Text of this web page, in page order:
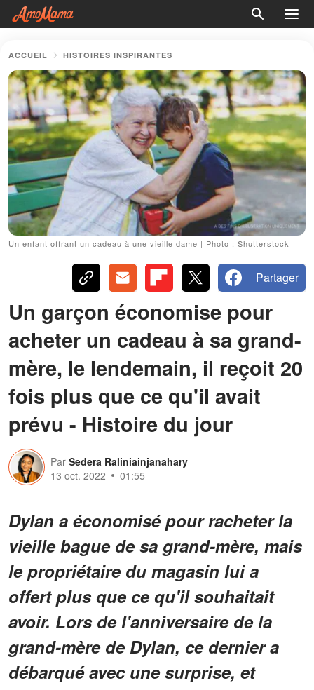
ACCUEIL HISTOIRES INSPIRANTES
Un enfant offrant un cadeau à une vieille dame | Photo : Shutterstock
Partager
Un garçon économise pour
acheter un cadeau à sa grand-
mère, le lendemain, il reçoit 20
fois plus que ce qu'il avait
prévu - Histoire du jour
Par Sedera Raliniainjanahary
13 oct. 2022
01:55
Dylan a économisé pour racheter la
vieille bague de sa grand-mère, mais
le propriétaire du magasin lui a
offert plus que ce qu'il souhaitait
avoir. Lors de l'anniversaire de la
grand-mère de Dylan, ce dernier a
débarqué avec une surprise, et